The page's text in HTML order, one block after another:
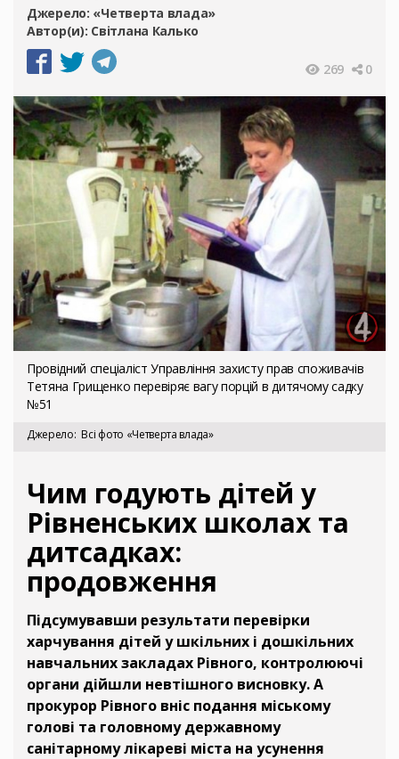
Джерело: «Четверта влада»
Автор(и): Світлана Калько
269 0
Провідний спеціаліст Управління захисту прав споживачів
Тетяна Грищенко перевіряє вагу порцій в дитячому садку
№51
Джерело Всі фото «Четверта влада»
Чим годують дітей у
Рівненських школах та
дитсадках:
продовження
Підсумувавши результати перевірки
харчування дітей у шкільних і дошкільних
навчальних закладах Рівного, контролюючі
органи дійшли невтішного висновку. А
прокурор Рівного вніс подання міському
голові та головному державному
санітарному лікареві міста на усунення